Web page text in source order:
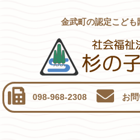
金武町の認定こども
098-968-2308 お